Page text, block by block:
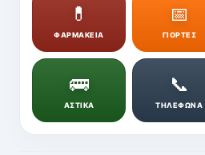
💊
ΦΑΡΜΑΚΕΙΑ
📅
ΓΙΟΡΤΕΣ
🚌
ΑΣΤΙΚΑ
📞
ΤΗΛΕΦΩΝΑ